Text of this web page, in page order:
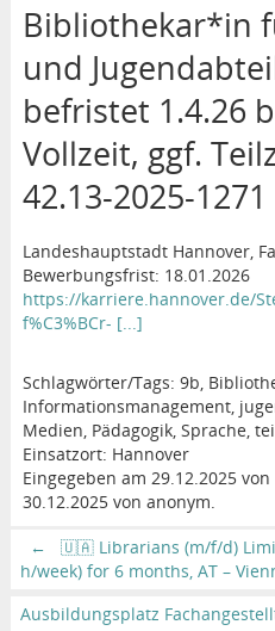
Bibliothekar*in
und
befristet 1.4.26
Vollzeit, ggf.
42.13-2025-1271
Landeshauptstadt Hannover,
Bewerbungsfrist: 18.01.2026
https://karriere.hannover.de/
f%C3%BCr- [...]
Schlagwörter/Tags: 9b,
Informationsmanagement,
Medien, Pädagogik, Sprache,
Einsatzort: Hannover
Eingegeben am 29.12.2025
30.12.2025 von anonym.
←
🇺🇦 Librarians (m/f/d)
h/week) for 6 months, AT –
Ausbildungsplatz